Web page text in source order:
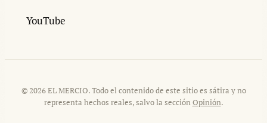
YouTube
© 2026 EL MERCIO. Todo el contenido de este sitio es sátira y no
representa hechos reales, salvo la secciónOpinión.